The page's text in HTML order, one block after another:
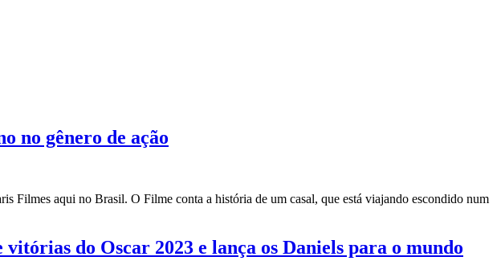
no gênero de ação
Filmes aqui no Brasil. O Filme conta a história de um casal, que está viajando escondido num
do Oscar 2023 e lança os Daniels para o mundo